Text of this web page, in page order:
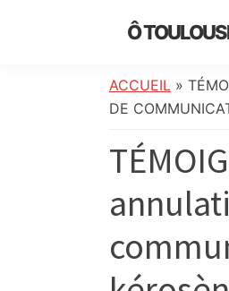
Ô
de
l’actualité
info
locale,
société,
culture,
politique,
météo,
ACCUEIL »
DE